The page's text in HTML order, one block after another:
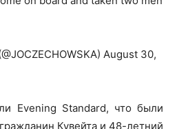
August 30,
Evening Standard, что были
Кувейта и 48-летний